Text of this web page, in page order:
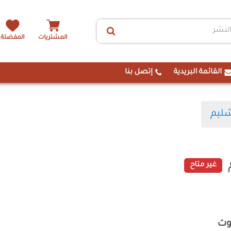
المشتريات المفضلة
القائمة البريدية إتصل بنا
غير متاح